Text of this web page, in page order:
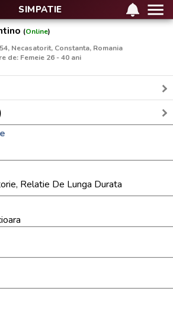
SIMPATIE
(Online)
Necasatorit, Constanta, Romania
de: Femeie 26 - 40 ani
Relatie De Lunga Durata